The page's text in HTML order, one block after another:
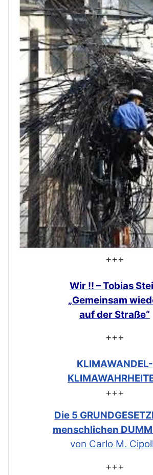
+++
Wir !! – Tobias
„Gemeinsam
auf der Straße“
+++
KLIMAWANDEL-
+++
Die 5
menschlichen
von Carlo M.
+++